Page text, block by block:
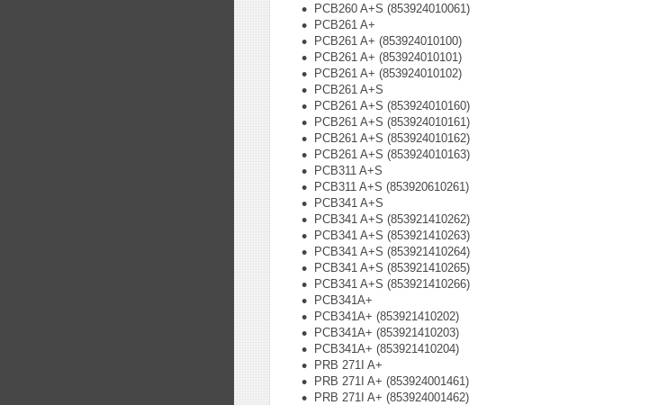
PCB260 A+S (853924010061)
PCB261 A+
PCB261 A+ (853924010100)
PCB261 A+ (853924010101)
PCB261 A+ (853924010102)
PCB261 A+S
PCB261 A+S (853924010160)
PCB261 A+S (853924010161)
PCB261 A+S (853924010162)
PCB261 A+S (853924010163)
PCB311 A+S
PCB311 A+S (853920610261)
PCB341 A+S
PCB341 A+S (853921410262)
PCB341 A+S (853921410263)
PCB341 A+S (853921410264)
PCB341 A+S (853921410265)
PCB341 A+S (853921410266)
PCB341A+
PCB341A+ (853921410202)
PCB341A+ (853921410203)
PCB341A+ (853921410204)
PRB 271I A+
PRB 271I A+ (853924001461)
PRB 271I A+ (853924001462)